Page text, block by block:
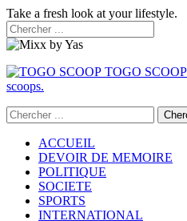
Take a fresh look at your lifestyle.
TOGO SCOOP
scoops.
ACCUEIL
DEVOIR DE MEMOIRE
POLITIQUE
SOCIETE
SPORTS
INTERNATIONAL